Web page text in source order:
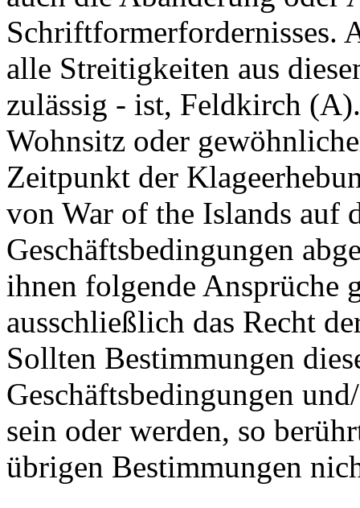
Schriftformerfordernisses.
alle Streitigkeiten aus
zulässig - ist, Feldkirch
Wohnsitz oder
Zeitpunkt der
von War of the Islands auf
Geschäftsbedingungen
ihnen folgende Ansprüche
ausschließlich das Recht
Sollten Bestimmungen
Geschäftsbedingungen
sein oder werden, so
übrigen Bestimmungen